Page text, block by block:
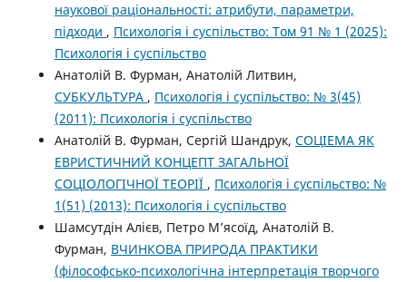
наукової раціональності: атрибути, параметри,
підходи , Психологія і суспільство: Том 91 № 1 (2025):
Психологія і суспільство
Анатолій В. Фурман, Анатолій Литвин,
СУБКУЛЬТУРА , Психологія і суспільство: № 3(45)
(2011): Психологія і суспільство
Анатолій В. Фурман, Сергій Шандрук, СОЦІЕМА ЯК
ЕВРИСТИЧНИЙ КОНЦЕПТ ЗАГАЛЬНОЇ
СОЦІОЛОГІЧНОЇ ТЕОРІЇ , Психологія і суспільство: №
1(51) (2013): Психологія і суспільство
Шамсутдін Алієв, Петро М’ясоїд, Анатолій В.
Фурман, ВЧИНКОВА ПРИРОДА ПРАКТИКИ
(філософсько-психологічна інтерпретація творчого